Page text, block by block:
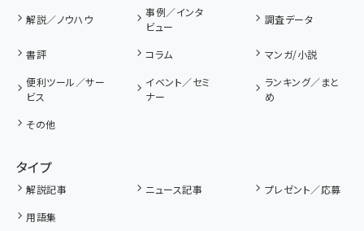
解説／ノウハウ
事例／インタ
ビュー
調査データ
書評 コラム
マンガ/小説
便利ツール／サー
ビス
イベント／セミ
ナー
ランキング／まと
め
その他
タイプ
解説記事 ニュース記事
プレゼント／応募
用語集